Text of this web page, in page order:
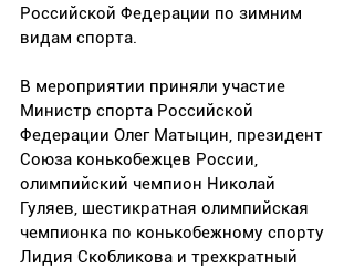
Российской Федерации по зимним
видам спорта.
В мероприятии приняли участие
Министр спорта Российской
Федерации Олег Матыцин, президент
Союза конькобежцев России,
олимпийский чемпион Николай
Гуляев, шестикратная олимпийская
чемпионка по конькобежному спорту
Лидия Скобликова и трехкратный